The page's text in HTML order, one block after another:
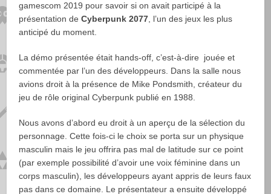
gamescom 2019 pour savoir si on avait participé à la
présentation deCyberpunk 2077, l’un des jeux les plus
anticipé du moment.
La démo présentée était hands-off, c’est-à-dire jouée et
commentée par l’un des développeurs. Dans la salle nous
avions droit à la présence de Mike Pondsmith, créateur du
jeu de rôle original Cyberpunk publié en 1988.
Nous avons d’abord eu droit à un aperçu de la sélection du
personnage. Cette fois-ci le choix se porta sur un physique
masculin mais le jeu offrira pas mal de latitude sur ce point
(par exemple possibilité d’avoir une voix féminine dans un
corps masculin), les développeurs ayant appris de leurs faux
pas dans ce domaine. Le présentateur a ensuite développé